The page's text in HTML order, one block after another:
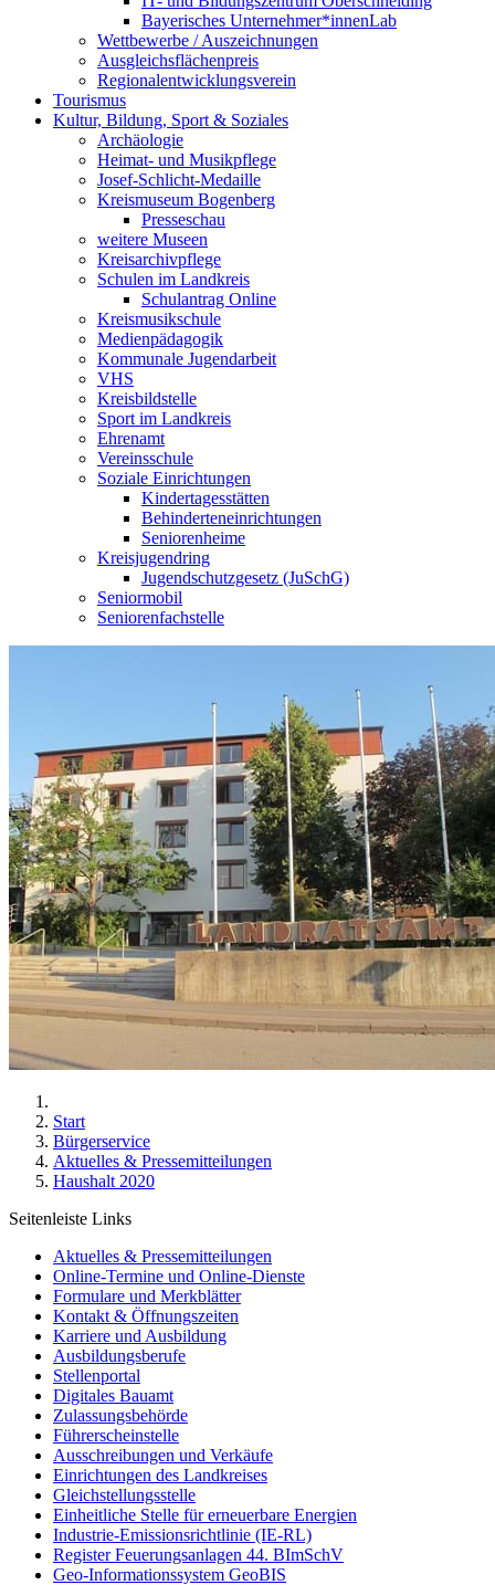
Bayerisches Unternehmer*innenLab
Wettbewerbe / Auszeichnungen
Ausgleichsflächenpreis
Regionalentwicklungsverein
Tourismus
Kultur, Bildung, Sport & Soziales
Archäologie
Heimat- und Musikpflege
Josef-Schlicht-Medaille
Kreismuseum Bogenberg
Presseschau
weitere Museen
Kreisarchivpflege
Schulen im Landkreis
Schulantrag Online
Kreismusikschule
Medienpädagogik
Kommunale Jugendarbeit
VHS
Kreisbildstelle
Sport im Landkreis
Ehrenamt
Vereinsschule
Soziale Einrichtungen
Kindertagesstätten
Behinderteneinrichtungen
Seniorenheime
Kreisjugendring
Jugendschutzgesetz (JuSchG)
Seniormobil
Seniorenfachstelle
Start
Bürgerservice
Aktuelles & Pressemitteilungen
Haushalt 2020
Seitenleiste Links
Aktuelles & Pressemitteilungen
Online-Termine und Online-Dienste
Formulare und Merkblätter
Kontakt & Öffnungszeiten
Karriere und Ausbildung
Ausbildungsberufe
Stellenportal
Digitales Bauamt
Zulassungsbehörde
Führerscheinstelle
Ausschreibungen und Verkäufe
Einrichtungen des Landkreises
Gleichstellungsstelle
Einheitliche Stelle für erneuerbare Energien
Industrie-Emissionsrichtlinie (IE-RL)
Register Feuerungsanlagen 44. BImSchV
Geo-Informationssystem GeoBIS